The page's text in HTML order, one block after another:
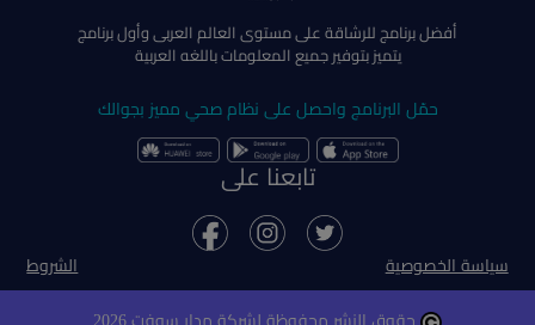
أفضل برنامج للرشاقة على مستوى العالم العربى وأول برنامج
يتميز بتوفير جميع المعلومات باللغه العربية
حمّل البرنامج واحصل على نظام صحي مميز بجوالك
تابعنا على
سياسة الخصوصية الشروط
حقوق النشر محفوظة لشركة مدار سوفت 2026